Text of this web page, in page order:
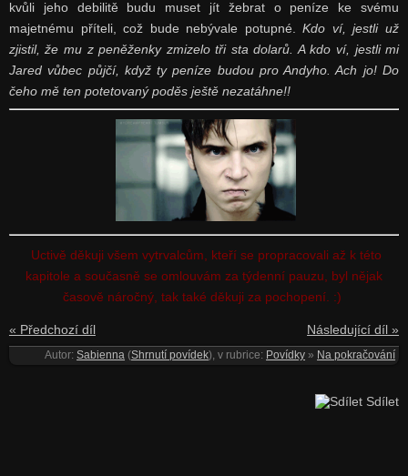
kvůli jeho debilitě budu muset jít žebrat o peníze ke svému
majetnému příteli, což bude nebývale potupné.Kdo ví, jestli už
zjistil, že mu z peněženky zmizelo tři sta dolarů. A kdo ví, jestli mi
Jared vůbec půjčí, když ty peníze budou pro Andyho. Ach jo! Do
čeho mě ten potetovaný poděs ještě nezatáhne!!
Uctivě děkuji všem vytrvalcům, kteří se propracovali až k této
kapitole a současně se omlouvám za týdenní pauzu, byl nějak
časově náročný, tak také děkuji za pochopení. :)
« Předchozí díl Následující díl »
Autor:Sabienna (Shrnutí povídek), v rubrice: Povídky » Na pokračování
Sdílet